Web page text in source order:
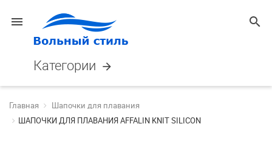
menu search
Категории arrow_forward
Главная
Шапочки для плавания
ШАПОЧКИ ДЛЯ ПЛАВАНИЯ AFFALIN KNIT SILICON